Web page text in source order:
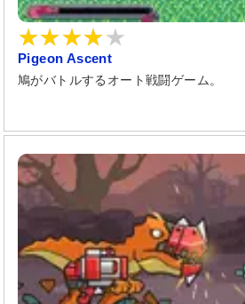
Pigeon Ascent
鳩がバトルするオート戦闘ゲーム。